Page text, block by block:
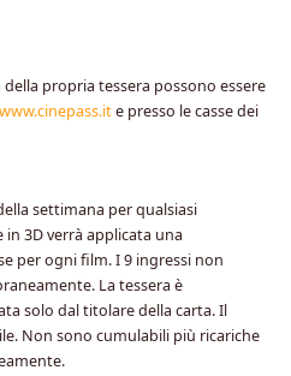
propria tessera possono essere
www.cinepass.ite presso le casse dei
settimana per qualsiasi
3D verrà applicata una
per ogni film. I 9 ingressi non
La tessera è
solo dal titolare della carta. Il
Non sono cumulabili più ricariche